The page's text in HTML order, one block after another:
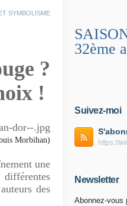
SYMBOLISME
?
!
Morbihan)
une
des
32ème
Suivez-moi
https://
Newsletter
Abonnez-vous